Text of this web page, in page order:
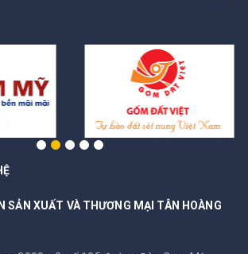
SẢN XUẤT VÀ THƯƠNG MẠI TÂN HOÀNG